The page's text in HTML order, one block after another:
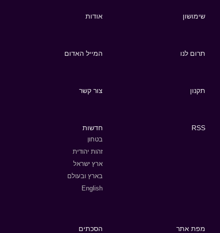
שימושון אודות
תרום לנו המייל האדום
תקנון צור קשר
RSS חדשות
בטחון
זהות יהודית
ארץ ישראל
בארץ ובעולם
English
מפת אתר הסכתים